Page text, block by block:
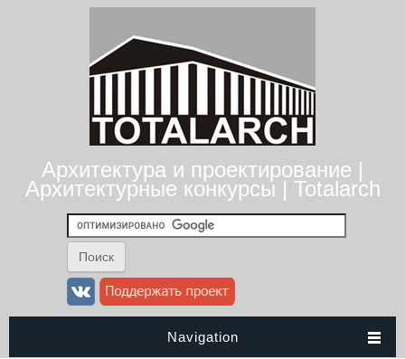
Архитектура и проектирование |
Архитектурные конкурсы | Totalarch
Navigation